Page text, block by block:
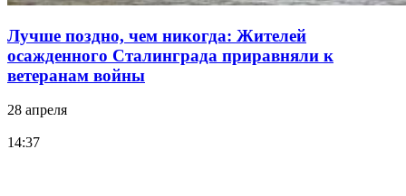
Лучше поздно, чем никогда: Жителей
осажденного Сталинграда приравняли к
ветеранам войны
28 апреля
14:37